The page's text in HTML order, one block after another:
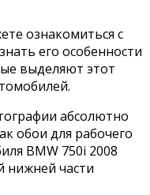
ознакомиться с
его особенности
выделяют этот
абсолютно
обои для рабочего
BMW 750i 2008
нижней части